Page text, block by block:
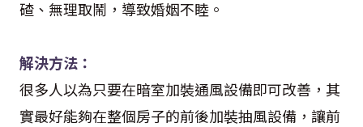
碴、無理取鬧，導致婚姻不睦。
解決方法：
很多人以為只要在暗室加裝通風設備即可改善，其
實最好能夠在整個房子的前後加裝抽風設備，讓前